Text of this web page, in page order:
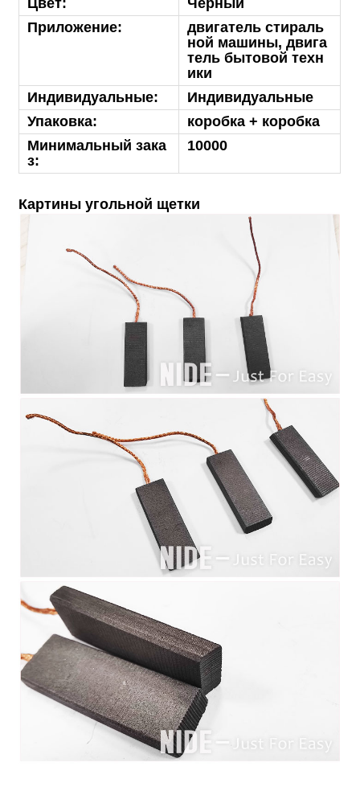
Приложение:
двигатель стираль
ной машины, двига
тель бытовой техн
ики
Индивидуальные:
Индивидуальные
Упаковка:
коробка + коробка
Минимальный зака
з:
10000
Картины угольной щетки